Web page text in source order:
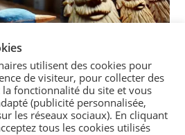
utilisent des cookies pour
de visiteur, pour collecter des
fonctionnalité du site et vous
(publicité personnalisée,
les réseaux sociaux). En cliquant
tous les cookies utilisés